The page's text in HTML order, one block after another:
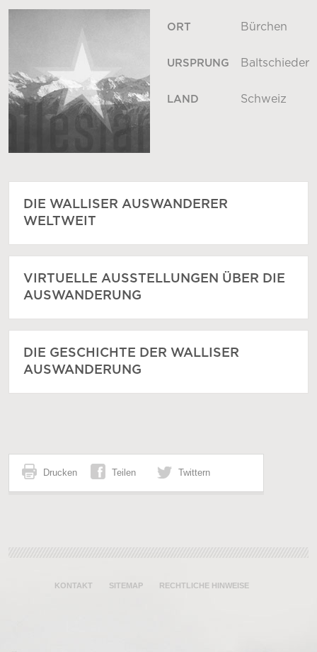
ORT Bürchen
URSPRUNG Baltschieder
LAND Schweiz
DIE WALLISER AUSWANDERER
WELTWEIT
VIRTUELLE AUSSTELLUNGEN ÜBER DIE
AUSWANDERUNG
DIE GESCHICHTE DER WALLISER
AUSWANDERUNG
Drucken Teilen Twittern
KONTAKT SITEMAP RECHTLICHE HINWEISE